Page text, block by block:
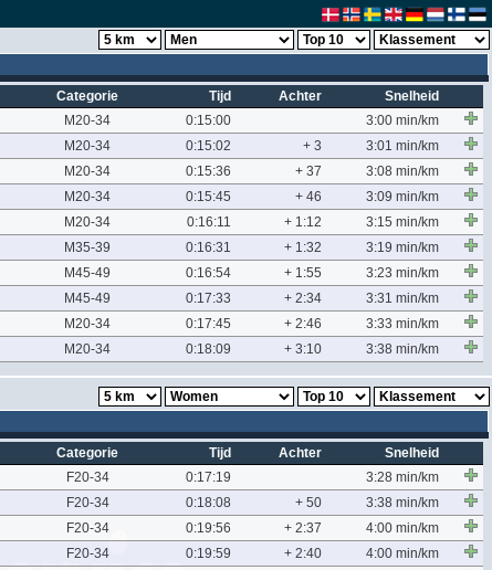
Categorie Tijd Achter
Snelheid
M20-34 0:15:00
3:00 min/km
M20-34 0:15:02 + 3
3:01 min/km
M20-34 0:15:36 + 37
3:08 min/km
M20-34 0:15:45 + 46
3:09 min/km
M20-34 0:16:11 + 1:12
3:15 min/km
M35-39 0:16:31 + 1:32
3:19 min/km
M45-49 0:16:54 + 1:55
3:23 min/km
M45-49 0:17:33 + 2:34
3:31 min/km
M20-34 0:17:45 + 2:46
3:33 min/km
M20-34 0:18:09 + 3:10 3:38 min/km
Categorie Tijd Achter
Snelheid
F20-34 0:17:19
3:28 min/km
F20-34 0:18:08 + 50
3:38 min/km
F20-34 0:19:56 + 2:37
4:00 min/km
F20-34 0:19:59 + 2:40
4:00 min/km